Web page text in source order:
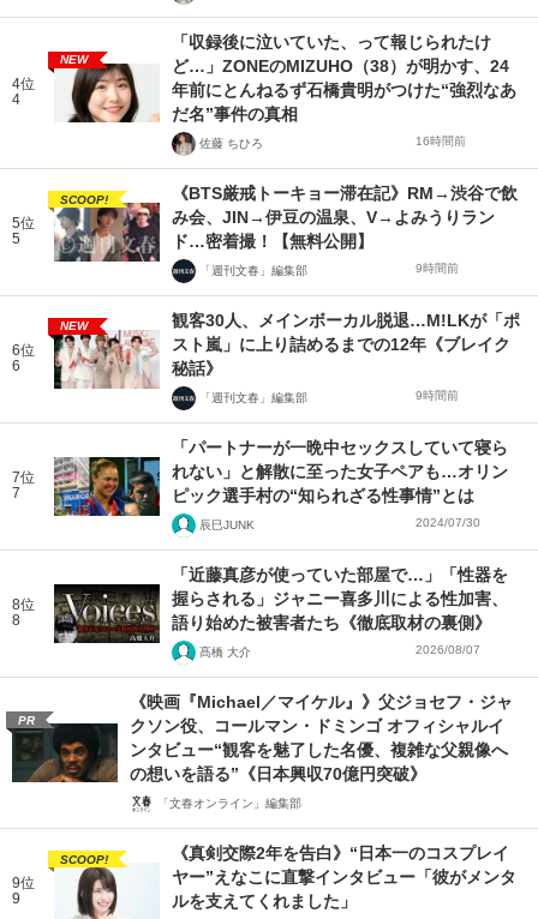
4位
4
NEW
「収録後に泣いていた、って報じられたけ
ど…」ZONEのMIZUHO（38）が明かす、24
年前にとんねるず石橋貴明がつけた“強烈なあ
だ名”事件の真相
佐藤 ちひろ 16時間前
5位
5
SCOOP!
《BTS厳戒トーキョー滞在記》RM→渋谷で飲
み会、JIN→伊豆の温泉、V→よみうりラン
ド…密着撮！【無料公開】
「週刊文春」編集部 9時間前
6位
6
NEW
観客30人、メインボーカル脱退…M!LKが「ポ
スト嵐」に上り詰めるまでの12年《ブレイク
秘話》
「週刊文春」編集部 9時間前
7位
7
「パートナーが一晩中セックスしていて寝ら
れない」と解散に至った女子ペアも…オリン
ピック選手村の“知られざる性事情”とは
辰巳JUNK 2024/07/30
8位
8
「近藤真彦が使っていた部屋で…」「性器を
握らされる」ジャニー喜多川による性加害、
語り始めた被害者たち《徹底取材の裏側》
髙橋 大介 2026/08/07
PR
《映画『Michael／マイケル』》父ジョセフ・ジャ
クソン役、コールマン・ドミンゴ オフィシャルイ
ンタビュー“観客を魅了した名優、複雑な父親像へ
の想いを語る”《日本興収70億円突破》
「文春オンライン」編集部
9位
9
SCOOP!
《真剣交際2年を告白》“日本一のコスプレイ
ヤー”えなこに直撃インタビュー「彼がメンタ
ルを支えてくれました」